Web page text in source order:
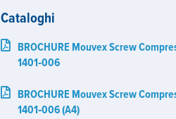
Cataloghi
BROCHURE Mouvex Screw
1401‑006
BROCHURE Mouvex Screw
1401‑006 (A4)